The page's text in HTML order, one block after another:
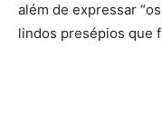
além de expressar
lindos presépios que